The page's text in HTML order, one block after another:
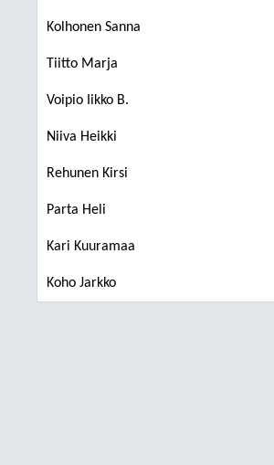
Kolhonen Sanna
Tiitto Marja
Voipio Iikko B.
Niiva Heikki
Rehunen Kirsi
Parta Heli
Kari Kuuramaa
Koho Jarkko